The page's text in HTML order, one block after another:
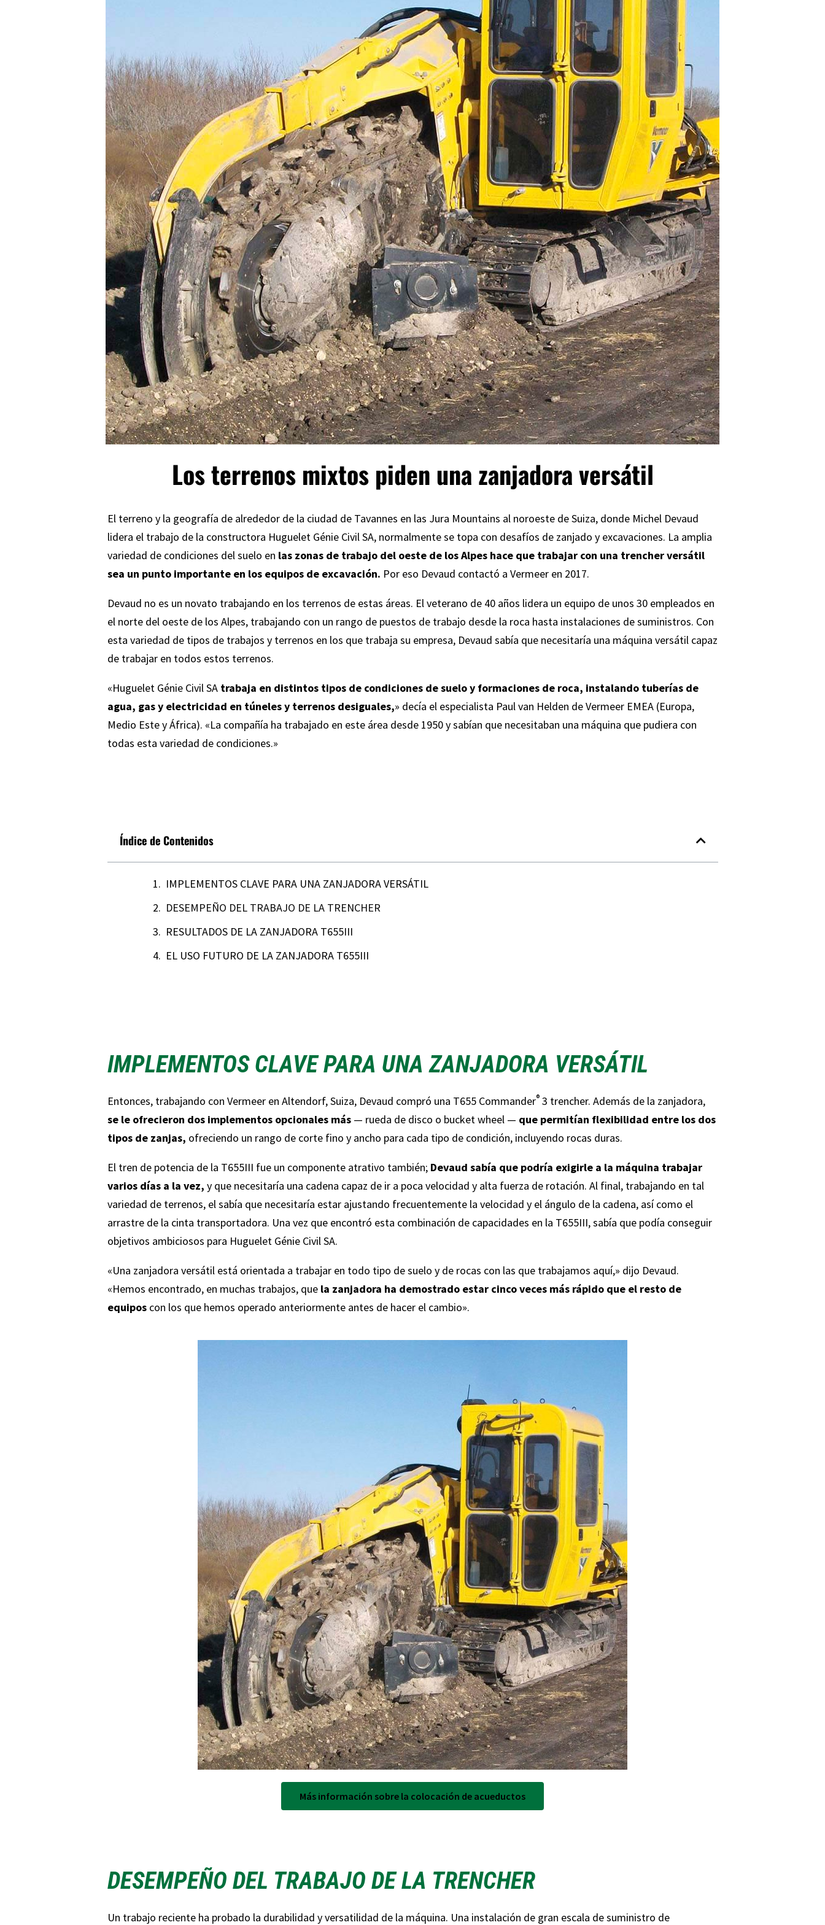
Los terrenos mixtos piden una zanjadora versátil
El terreno y la geografía de alrededor de la ciudad de Tavannes en las Jura Mountains al noroeste de Suiza, donde Michel Devaud
lidera el trabajo de la constructora Huguelet Génie Civil SA, normalmente se topa con desafíos de zanjado y excavaciones. La amplia
variedad de condiciones del suelo en las zonas de trabajo del oeste de los Alpes hace que trabajar con una trencher versátil
sea un punto importante en los equipos de excavación. Por eso Devaud contactó a Vermeer en 2017.
Devaud no es un novato trabajando en los terrenos de estas áreas. El veterano de 40 años lidera un equipo de unos 30 empleados en
el norte del oeste de los Alpes, trabajando con un rango de puestos de trabajo desde la roca hasta instalaciones de suministros. Con
esta variedad de tipos de trabajos y terrenos en los que trabaja su empresa, Devaud sabía que necesitaría una máquina versátil capaz
de trabajar en todos estos terrenos.
«Huguelet Génie Civil SA trabaja en distintos tipos de condiciones de suelo y formaciones de roca, instalando tuberías de
agua, gas y electricidad en túneles y terrenos desiguales,» decía el especialista Paul van Helden de Vermeer EMEA (Europa,
Medio Este y África). «La compañía ha trabajado en este área desde 1950 y sabían que necesitaban una máquina que pudiera con
todas esta variedad de condiciones.»
Índice de Contenidos
IMPLEMENTOS CLAVE PARA UNA ZANJADORA VERSÁTIL
DESEMPEÑO DEL TRABAJO DE LA TRENCHER
RESULTADOS DE LA ZANJADORA T655III
EL USO FUTURO DE LA ZANJADORA T655III
IMPLEMENTOS CLAVE PARA UNA ZANJADORA VERSÁTIL
Entonces, trabajando con Vermeer en Altendorf, Suiza, Devaud compró una T655 Commander®3 trencher. Además de la zanjadora,
se le ofrecieron dos implementos opcionales más— rueda de disco o bucket wheel — que permitían flexibilidad entre los dos
tipos de zanjas, ofreciendo un rango de corte fino y ancho para cada tipo de condición, incluyendo rocas duras.
El tren de potencia de la T655III fue un componente atrativo también; Devaud sabía que podría exigirle a la máquina trabajar
varios días a la vez, y que necesitaría una cadena capaz de ir a poca velocidad y alta fuerza de rotación. Al final, trabajando en tal
variedad de terrenos, el sabía que necesitaría estar ajustando frecuentemente la velocidad y el ángulo de la cadena, así como el
arrastre de la cinta transportadora. Una vez que encontró esta combinación de capacidades en la T655III, sabía que podía conseguir
objetivos ambiciosos para Huguelet Génie Civil SA.
«Una zanjadora versátil está orientada a trabajar en todo tipo de suelo y de rocas con las que trabajamos aquí,» dijo Devaud.
«Hemos encontrado, en muchas trabajos, que la zanjadora ha demostrado estar cinco veces más rápido que el resto de
equiposcon los que hemos operado anteriormente antes de hacer el cambio».
Más información sobre la colocación de acueductos
DESEMPEÑO DEL TRABAJO DE LA TRENCHER
Un trabajo reciente ha probado la durabilidad y versatilidad de la máquina. Una instalación de gran escala de suministro de